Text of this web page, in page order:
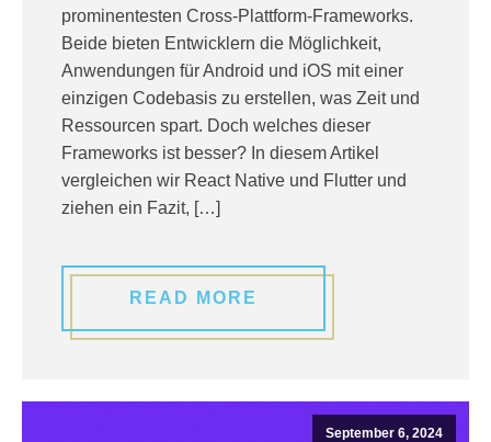
prominentesten Cross-Plattform-Frameworks.
Beide bieten Entwicklern die Möglichkeit,
Anwendungen für Android und iOS mit einer
einzigen Codebasis zu erstellen, was Zeit und
Ressourcen spart. Doch welches dieser
Frameworks ist besser? In diesem Artikel
vergleichen wir React Native und Flutter und
ziehen ein Fazit, […]
READ MORE
September 6, 2024